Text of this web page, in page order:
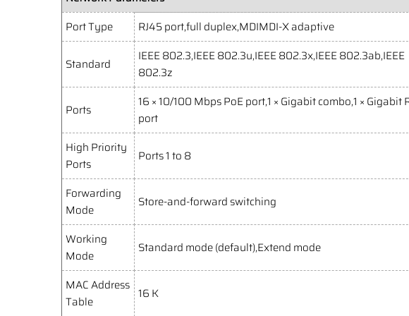
Port Type
RJ45 port,full duplex,MDIMDI-X adaptive
Standard
IEEE 802.3,IEEE 802.3u,IEEE 802.3x,IEEE 802.3ab,IEEE
802.3z
Ports
16 × 10/100 Mbps PoE port,1 × Gigabit combo,1 × Gigabit
port
High Priority
Ports
Ports 1 to 8
Forwarding
Mode
Store-and-forward switching
Working
Mode
Standard mode (default),Extend mode
MAC Address
Table
16 K